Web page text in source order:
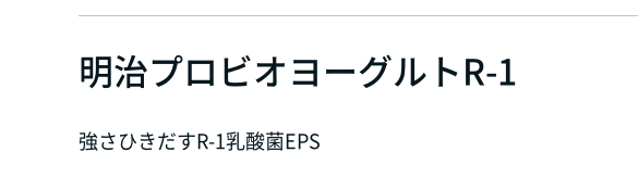
明治プロビオヨーグルトR-1
強さひきだすR-1乳酸菌EPS